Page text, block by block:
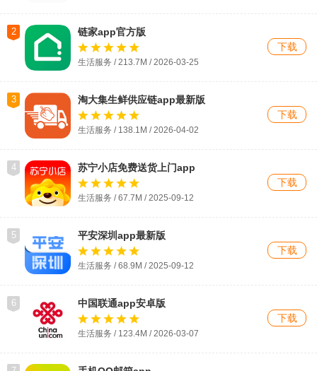
2 链家app官方版
生活服务 / 213.7M / 2026-03-25
下载
3 淘大集生鲜供应链app最新版
生活服务 / 138.1M / 2026-04-02
下载
4 苏宁小店免费送货上门app
生活服务 / 67.7M / 2025-09-12
下载
5 平安深圳app最新版
生活服务 / 68.9M / 2025-09-12
下载
6 中国联通app安卓版
生活服务 / 123.4M / 2026-03-07
下载